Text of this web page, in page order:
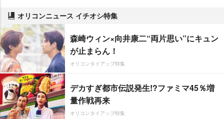
オリコンニュース イチオシ特集
森崎ウィン×向井康二“両片思い”にキュン
が止まらん！
オリコンタイアップ特集
デカすぎ都市伝説発生!?ファミマ45％増
量作戦再来
オリコンタイアップ特集